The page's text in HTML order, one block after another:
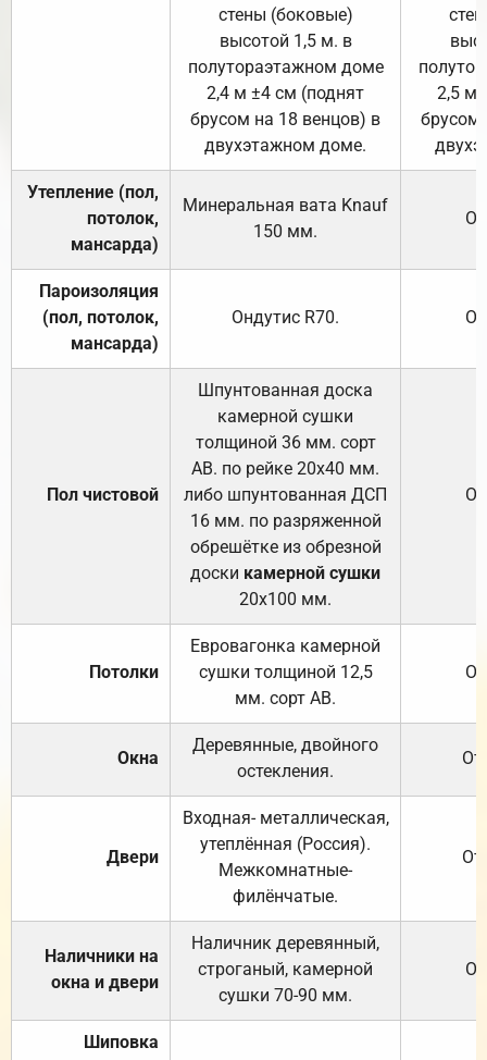
стены (боковые)
высотой 1,5 м. в
полутораэтажном доме
2,4 м ±4 см (поднят
брусом на 18 венцов) в
двухэтажном доме.
2,5 м
брусом
Утепление (пол,
потолок,
мансарда)
Минеральная вата Knauf
150 мм.
Пароизоляция
(пол, потолок,
мансарда)
Ондутис R70.
Пол чистовой
Шпунтованная доска
камерной сушки
толщиной 36 мм. сорт
АВ. по рейке 20х40 мм.
либо шпунтованная ДСП
16 мм. по разряженной
обрешётке из обрезной
доски камерной сушки
20х100 мм.
Потолки
Евровагонка камерной
сушки толщиной 12,5
мм. сорт АВ.
Окна
Деревянные, двойного
остекления.
Двери
Входная- металлическая,
утеплённая (Россия).
Межкомнатные-
филёнчатые.
Наличники на
окна и двери
Наличник деревянный,
строганый, камерной
сушки 70-90 мм.
Шиповка